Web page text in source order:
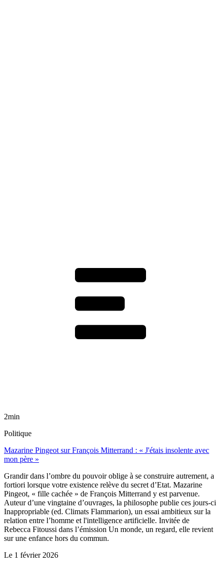
2min
Politique
Mazarine Pingeot sur François Mitterrand : « J'étais insolente avec
mon père »
Grandir dans l’ombre du pouvoir oblige à se construire autrement, a
fortiori lorsque votre existence relève du secret d’Etat. Mazarine
Pingeot, « fille cachée » de François Mitterrand y est parvenue.
Auteur d’une vingtaine d’ouvrages, la philosophe publie ces jours-ci
Inappropriable (ed. Climats Flammarion), un essai ambitieux sur la
relation entre l’homme et l'intelligence artificielle. Invitée de
Rebecca Fitoussi dans l’émission Un monde, un regard, elle revient
sur une enfance hors du commun.
Le 1 février 2026